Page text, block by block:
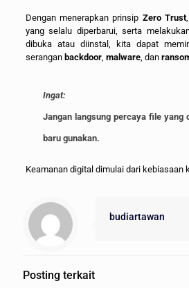
Dengan menerapkan prinsip Zero Trust
yang selalu diperbarui, serta
dibuka atau diinstal, kita dapat
serangan backdoor, malware, dan
Ingat:
Jangan langsung percaya file yang
baru gunakan.
Keamanan digital dimulai dari kebiasaan
budiartawan
Posting terkait